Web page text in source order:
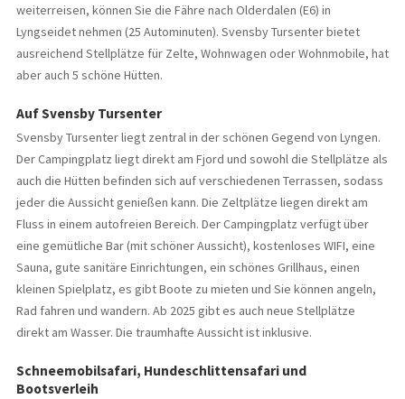
weiterreisen, können Sie die Fähre nach Olderdalen (E6) in
Lyngseidet nehmen (25 Autominuten). Svensby Tursenter bietet
ausreichend Stellplätze für Zelte, Wohnwagen oder Wohnmobile, hat
aber auch 5 schöne Hütten.
Auf Svensby Tursenter
Svensby Tursenter liegt zentral in der schönen Gegend von Lyngen.
Der Campingplatz liegt direkt am Fjord und sowohl die Stellplätze als
auch die Hütten befinden sich auf verschiedenen Terrassen, sodass
jeder die Aussicht genießen kann. Die Zeltplätze liegen direkt am
Fluss in einem autofreien Bereich. Der Campingplatz verfügt über
eine gemütliche Bar (mit schöner Aussicht), kostenloses WIFI, eine
Sauna, gute sanitäre Einrichtungen, ein schönes Grillhaus, einen
kleinen Spielplatz, es gibt Boote zu mieten und Sie können angeln,
Rad fahren und wandern. Ab 2025 gibt es auch neue Stellplätze
direkt am Wasser. Die traumhafte Aussicht ist inklusive.
Schneemobilsafari, Hundeschlittensafari und
Bootsverleih